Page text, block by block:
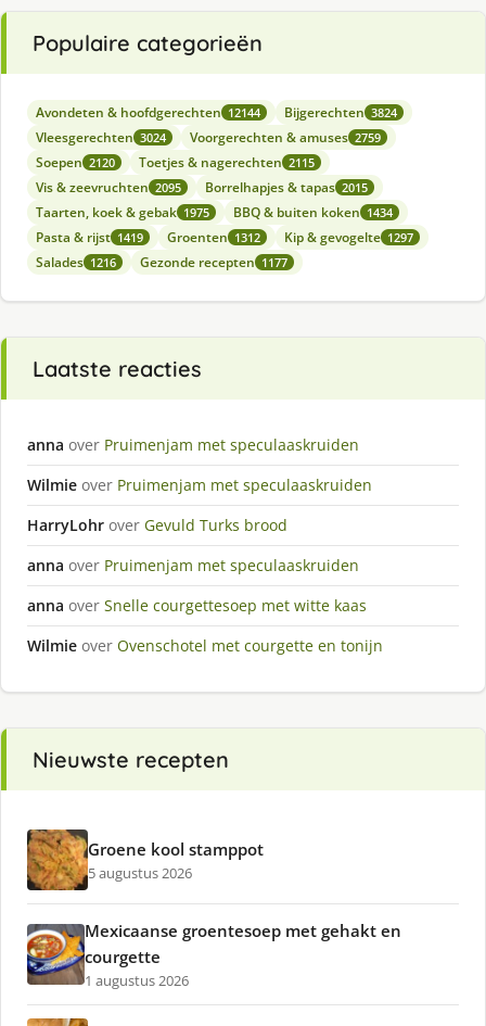
Populaire categorieën
Avondeten & hoofdgerechten 12144 Bijgerechten 3824
Vleesgerechten 3024 Voorgerechten & amuses 2759
Soepen 2120 Toetjes & nagerechten 2115
Vis & zeevruchten 2095 Borrelhapjes & tapas 2015
Taarten, koek & gebak 1975 BBQ & buiten koken 1434
Pasta & rijst 1419 Groenten 1312 Kip & gevogelte 1297
Salades 1216 Gezonde recepten 1177
Laatste reacties
anna over Pruimenjam met speculaaskruiden
Wilmie over Pruimenjam met speculaaskruiden
HarryLohr over Gevuld Turks brood
anna over Pruimenjam met speculaaskruiden
anna over Snelle courgettesoep met witte kaas
Wilmie over Ovenschotel met courgette en tonijn
Nieuwste recepten
Groene kool stamppot
5 augustus 2026
Mexicaanse groentesoep met gehakt en
courgette
1 augustus 2026